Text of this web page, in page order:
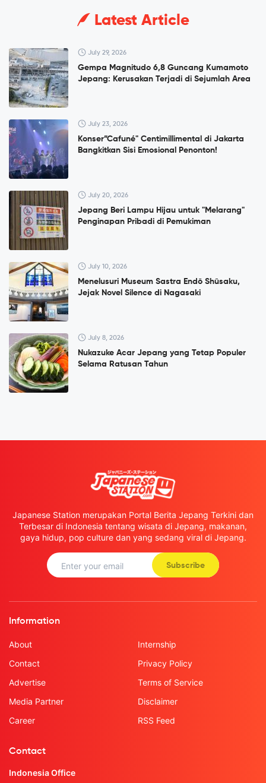
Latest Article
July 29, 2026
Gempa Magnitudo 6,8 Guncang Kumamoto
Jepang: Kerusakan Terjadi di Sejumlah Area
July 23, 2026
Konser”Cafuné" Centimillimental di Jakarta
Bangkitkan Sisi Emosional Penonton!
July 20, 2026
Jepang Beri Lampu Hijau untuk "Melarang"
Penginapan Pribadi di Pemukiman
July 10, 2026
Menelusuri Museum Sastra Endō Shūsaku,
Jejak Novel Silence di Nagasaki
July 8, 2026
Nukazuke Acar Jepang yang Tetap Populer
Selama Ratusan Tahun
Japanese Station merupakan Portal Berita Jepang Terkini dan
Terbesar di Indonesia tentang wisata di Jepang, makanan,
gaya hidup, pop culture dan yang sedang viral di Jepang.
Subscribe
Information
About
Contact
Advertise
Media Partner
Career
Internship
Privacy Policy
Terms of Service
Disclaimer
RSS Feed
Contact
Indonesia Office